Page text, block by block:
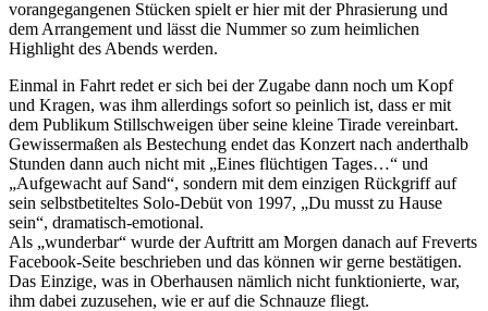
vorangegangenen Stücken spielt er hier mit der Phrasierung und
dem Arrangement und lässt die Nummer so zum heimlichen
Highlight des Abends werden.
Einmal in Fahrt redet er sich bei der Zugabe dann noch um Kopf
und Kragen, was ihm allerdings sofort so peinlich ist, dass er mit
dem Publikum Stillschweigen über seine kleine Tirade vereinbart.
Gewissermaßen als Bestechung endet das Konzert nach anderthalb
Stunden dann auch nicht mit „Eines flüchtigen Tages…“ und
„Aufgewacht auf Sand“, sondern mit dem einzigen Rückgriff auf
sein selbstbetiteltes Solo-Debüt von 1997, „Du musst zu Hause
sein“, dramatisch-emotional.
Als „wunderbar“ wurde der Auftritt am Morgen danach auf Freverts
Facebook-Seite beschrieben und das können wir gerne bestätigen.
Das Einzige, was in Oberhausen nämlich nicht funktionierte, war,
ihm dabei zuzusehen, wie er auf die Schnauze fliegt.